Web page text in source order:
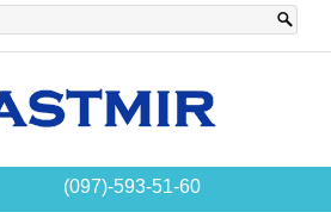
(097)-593-51-60